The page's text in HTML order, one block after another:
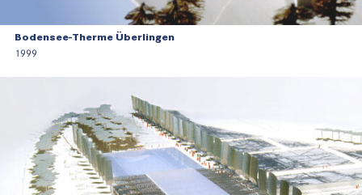
Bodensee-Therme Überlingen
1999